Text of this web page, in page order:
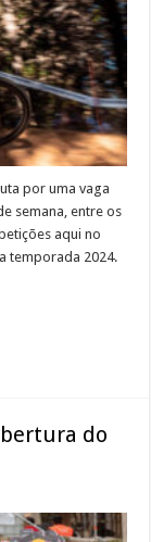
por uma vaga
semana, entre os
aqui no
temporada 2024.
do